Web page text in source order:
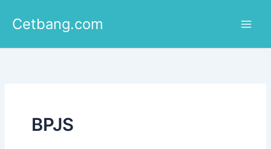
Cetbang.com
BPJS